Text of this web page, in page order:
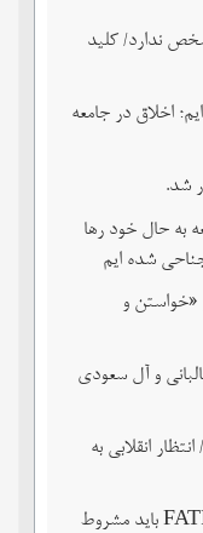
ندارد/ کلید
اخلاق در جامعه
شد.
به حال خود رها
شده ایم
«خواستن و
و آل سعودی
انقلابی به
هرگونه تصمیم‌گیری درباره لوایح FATF باید مشروط